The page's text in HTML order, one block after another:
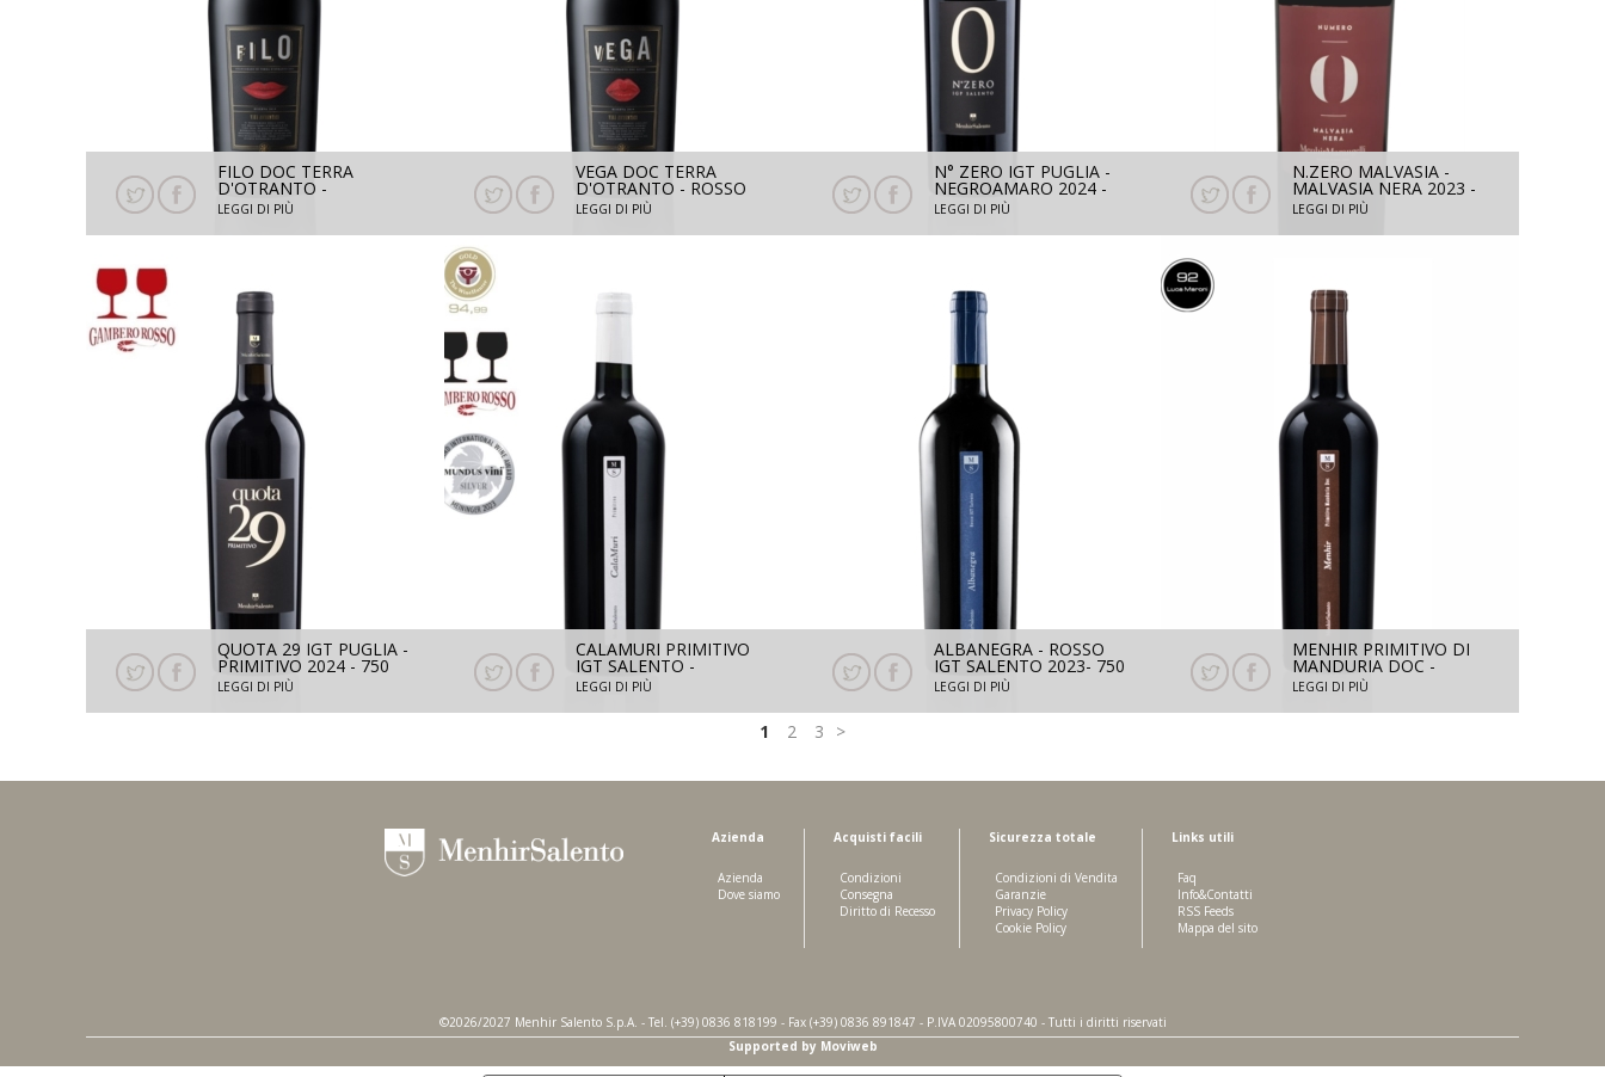
FILO DOC TERRA
D'OTRANTO -
NEGROAMARO RISERVA
2021 - 1,5 L
LEGGI DI PIÙ
VEGA DOC TERRA
D'OTRANTO - ROSSO
RISERVA 2021 - 1,5 L
LEGGI DI PIÙ
N° ZERO IGT PUGLIA -
NEGROAMARO 2024 -
750 ML
LEGGI DI PIÙ
N.ZERO MALVASIA -
MALVASIA NERA 2023 -
750 ML
LEGGI DI PIÙ
QUOTA 29 IGT PUGLIA -
PRIMITIVO 2024 - 750
ML
LEGGI DI PIÙ
CALAMURI PRIMITIVO
IGT SALENTO -
PRIMITIVO 2022 - 750
ML
LEGGI DI PIÙ
ALBANEGRA - ROSSO
IGT SALENTO 2023- 750
ML
LEGGI DI PIÙ
MENHIR PRIMITIVO DI
MANDURIA DOC -
PRIMITIVO 2024 - 750
ML
LEGGI DI PIÙ
1 2 3
Azienda
Azienda
Dove siamo
Acquisti facili
Condizioni
Consegna
Diritto di Recesso
Sicurezza totale
Condizioni di Vendita
Garanzie
Privacy Policy
Cookie Policy
Links utili
Faq
Info&Contatti
RSS Feeds
Mappa del sito
©2026/2027 Menhir Salento S.p.A. - Tel. (+39) 0836 818199 - Fax (+39) 0836 891847 - P.IVA 02095800740 - Tutti i diritti riservati
Supported by Moviweb